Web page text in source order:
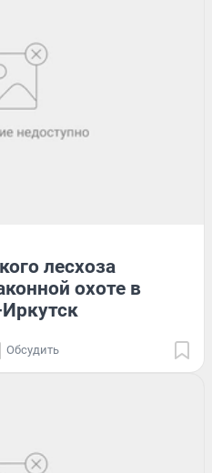
лесхоза
охоте в
Обсудить